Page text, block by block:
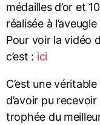
médailles d’or et
réalisée à
Pour voir la vidéo
c’est : ici
C’est une
d’avoir pu
trophée du